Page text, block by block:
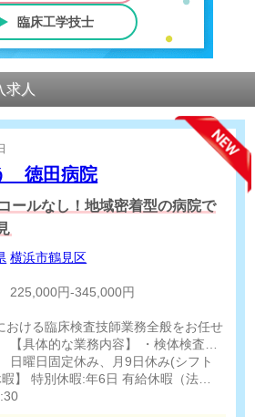
臨床工学技士
求人
徳田病院
ールなし！地域密着型の病院で
横浜市鶴見区
225,000円-345,000円
円-265,000円
:50,000円-80,000円
別途支給（月5時間程度想定）
別途支給
おける臨床検査技師業務全般をお任せ
【具体的な業務内容】 ・検体検査業
機能検査業務（心臓エコー検査等を
検査機器の精度管理およびメンテナ
の他付随する業務全般
日曜日固定休み、月9日休み(シフト